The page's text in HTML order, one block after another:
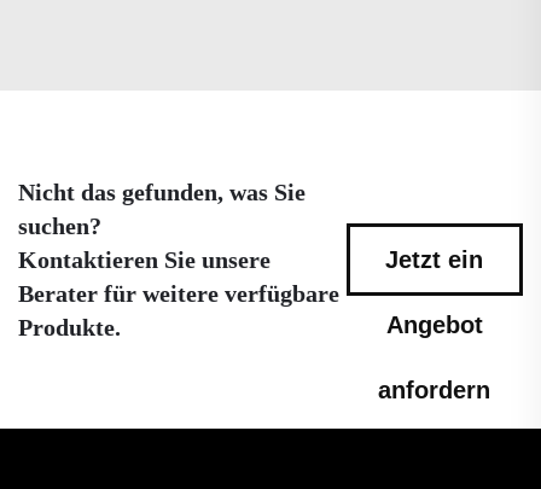
Nicht das gefunden, was Sie
suchen?
Kontaktieren Sie unsere
Berater für weitere verfügbare
Produkte.
Jetzt ein
Angebot
anfordern